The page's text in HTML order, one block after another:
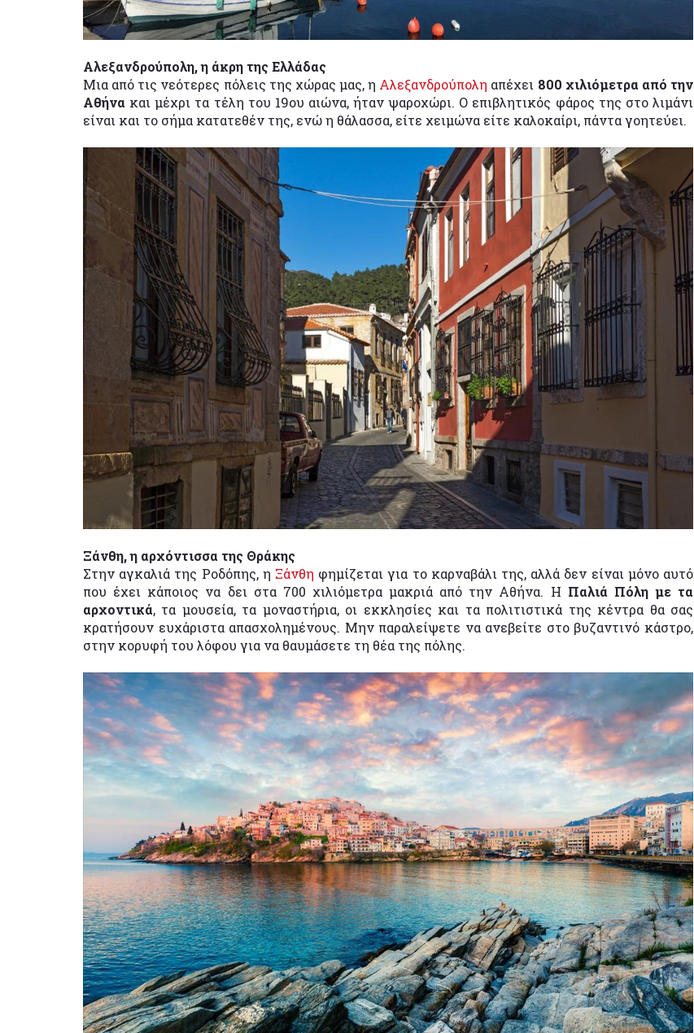
Αλεξανδρούπολη, η άκρη της Ελλάδας
Μια από τις νεότερες πόλεις της χώρας μας, η Αλεξανδρούπολη απέχει 800 χιλιόμετρα από την
Αθήνα και μέχρι τα τέλη του 19ου αιώνα, ήταν ψαροχώρι. Ο επιβλητικός φάρος της στο λιμάνι
είναι και το σήμα κατατεθέν της, ενώ η θάλασσα, είτε χειμώνα είτε καλοκαίρι, πάντα γοητεύει.
Ξάνθη, η αρχόντισσα της Θράκης
Στην αγκαλιά της Ροδόπης, η Ξάνθη φημίζεται για το καρναβάλι της, αλλά δεν είναι μόνο αυτό
που έχει κάποιος να δει στα 700 χιλιόμετρα μακριά από την Αθήνα. Η Παλιά Πόλη με τα
αρχοντικά, τα μουσεία, τα μοναστήρια, οι εκκλησίες και τα πολιτιστικά της κέντρα θα σας
κρατήσουν ευχάριστα απασχολημένους. Μην παραλείψετε να ανεβείτε στο βυζαντινό κάστρο,
στην κορυφή του λόφου για να θαυμάσετε τη θέα της πόλης.